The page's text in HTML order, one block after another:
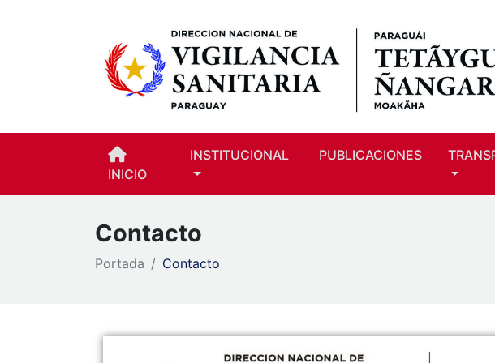
INICIO
INSTITUCIONAL PUBLICACIONES
Contacto
Portada Contacto